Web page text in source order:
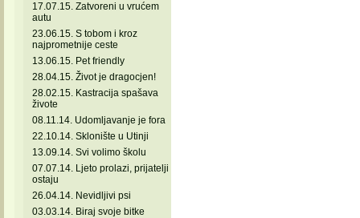
17.07.15. Zatvoreni u vrućem
autu
23.06.15. S tobom i kroz
najprometnije ceste
13.06.15. Pet friendly
28.04.15. Život je dragocjen!
28.02.15. Kastracija spašava
živote
08.11.14. Udomljavanje je fora
22.10.14. Sklonište u Utinji
13.09.14. Svi volimo školu
07.07.14. Ljeto prolazi, prijatelji
ostaju
26.04.14. Nevidljivi psi
03.03.14. Biraj svoje bitke